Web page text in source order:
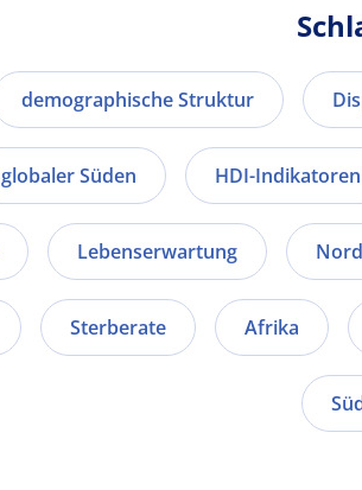
demographische Struktur
globaler Süden HDI-Indikatoren
Lebenserwartung
Sterberate Afrika